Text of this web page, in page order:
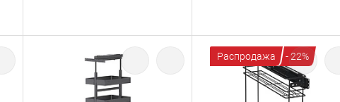
Распродажа - 22%